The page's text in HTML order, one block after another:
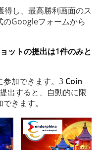
得し、最高勝利画面のス
のGoogleフォームから
ットの提出は1件のみと
参加できます。3 Coin
出すると、自動的に限
できます。